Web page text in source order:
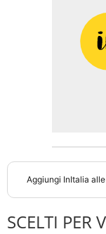
Aggiungi InItalia
SCELTI PER